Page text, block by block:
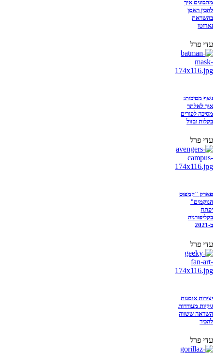
מתכונים איך
להכין ראמן
בהשראת
נארוטו
עדי פרל
נשף מסיכות:
איך לאלתר
מסיכה לפורים
בקלות ובזול
עדי פרל
פארק "קמפוס
הנוקמים"
יפתח
בקליפורניה
ב-2021
עדי פרל
יצירות אומנות
גיקיות מעוררות
השראה ששווה
להכיר
עדי פרל